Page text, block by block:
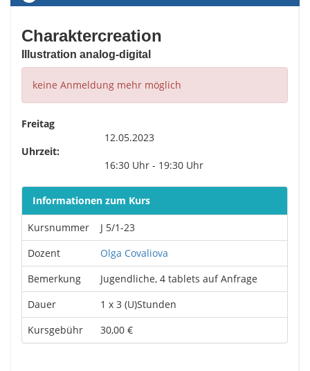
Charaktercreation
Illustration analog-digital
keine Anmeldung mehr möglich
Freitag
12.05.2023
Uhrzeit:
16:30 Uhr - 19:30 Uhr
Informationen zum Kurs
Kursnummer
J 5/1-23
Dozent
Olga Covaliova
Bemerkung
Jugendliche, 4 tablets auf Anfrage
Dauer
1 x 3 (U)Stunden
Kursgebühr
30,00 €